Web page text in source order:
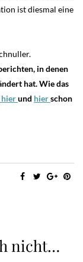
ist diesmal eine
in denen
hat. Wie das
hierund hierschon
nicht…